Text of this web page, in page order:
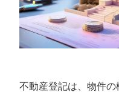
不動産登記は、物件